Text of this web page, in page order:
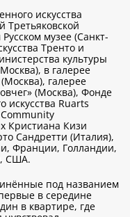
искусства
музее (Санкт-
Тренто и
культуры
в галерее
(Москва), галерее
(Москва), Фонде
искусства Ruarts
Кристиана Кизи
Сандретти (Италия),
Франции, Голландии,
США.
под названием
в середине
в квартире, где